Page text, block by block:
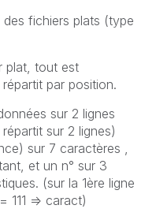
fichiers plats (type
plat, tout est
par position.
sur 2 lignes
sur 2 lignes)
sur 7 caractères ,
et un n° sur 3
(sur la 1ère ligne
111 => caract)